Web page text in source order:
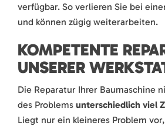
verfügbar. So verlieren Sie bei
und können zügig weiterarbeiten.
KOMPETENTE
UNSERER
Die Reparatur Ihrer Baumaschine
des Problems unterschiedlich viel
Liegt nur ein kleineres Problem